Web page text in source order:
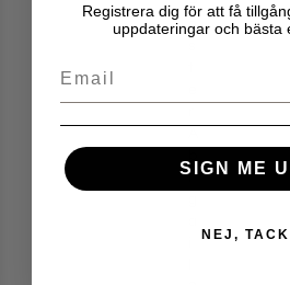
Registrera dig för att få
uppdateringar och bästa
Email
SIGN ME
NEJ, TACK